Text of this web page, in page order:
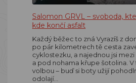
Salomon GRVL – svoboda,
kde končí asfalt
Každý běžec to zná Vyrazíš z
po pár kilometrech tě cesta
cyklostezku, a najednou jsi
a pod nohama křupe šotolina. V
volbou – buď si boty užijí
odolají…